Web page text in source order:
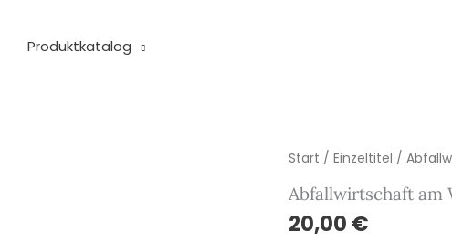
Produktkatalog
Start / Einzeltitel /
Abfallwirtschaft am
20,00 €
Abfallwirtschaft
am
Wendepunkt
Menge